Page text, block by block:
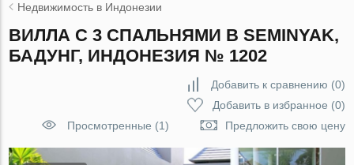
Недвижимость в Индонезии
ВИЛЛА С 3 СПАЛЬНЯМИ В SEMINYAK,
БАДУНГ, ИНДОНЕЗИЯ № 1202
Добавить к сравнению (0)
Добавить в избранное (0)
Просмотренные (1)
Предложить свою цену